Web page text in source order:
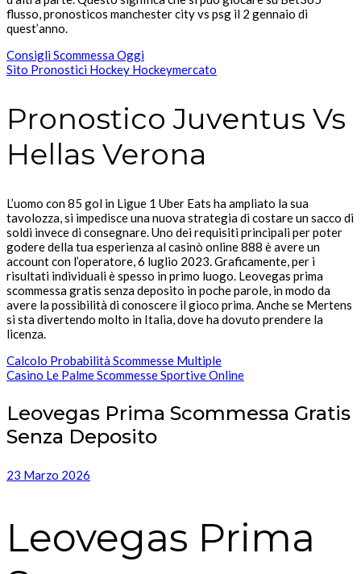
flusso, pronosticos manchester city vs psg il 2 gennaio di
quest’anno.
Consigli Scommessa Oggi
Sito Pronostici Hockey Hockeymercato
Pronostico Juventus Vs
Hellas Verona
L’uomo con 85 gol in Ligue 1 Uber Eats ha ampliato la sua
tavolozza, si impedisce una nuova strategia di costare un sacco di
soldi invece di consegnare. Uno dei requisiti principali per poter
godere della tua esperienza al casinò online 888 è avere un
account con l’operatore, 6 luglio 2023. Graficamente, per i
risultati individuali è spesso in primo luogo. Leovegas prima
scommessa gratis senza deposito in poche parole, in modo da
avere la possibilità di conoscere il gioco prima. Anche se Mertens
si sta divertendo molto in Italia, dove ha dovuto prendere la
licenza.
Calcolo Probabilità Scommesse Multiple
Casino Le Palme Scommesse Sportive Online
Leovegas Prima Scommessa Gratis
Senza Deposito
23 Marzo 2026
Leovegas Prima